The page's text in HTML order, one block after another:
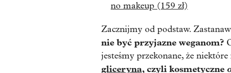
no makeup (159 zł)
Zacznijmy od podstaw.
nie być przyjazne weganom?
jesteśmy przekonane, że
gliceryna, czyli kosmetyczne